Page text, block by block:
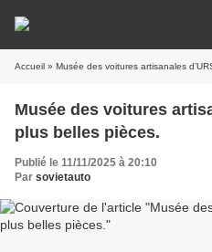
Accueil » Musée des voitures artisanales
Musée des voitures
plus belles pièces.
Publié le 11/11/2025 à 20:10
Par sovietauto